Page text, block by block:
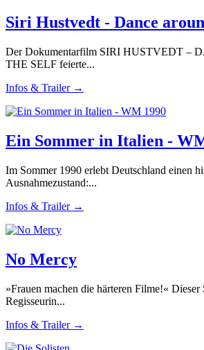
Siri Hustvedt - Dance
Der Dokumentarfilm SIRI HUSTVEDT –
THE SELF feierte...
Infos & Trailer →
Ein Sommer in Italien -
Im Sommer 1990 erlebt Deutschland einen
Ausnahmezustand:...
Infos & Trailer →
No Mercy
»Frauen machen die härteren Filme!«
Regisseurin...
Infos & Trailer →